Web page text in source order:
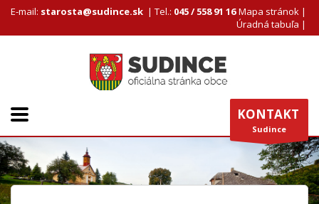
E-mail: starosta@sudince.sk | Tel.: 045 / 558 91 16 Mapa stránok |
Úradná tabuľa |
KONTAKT
Sudince